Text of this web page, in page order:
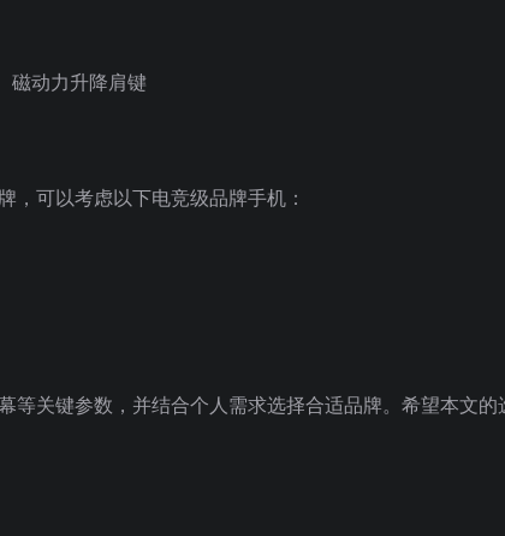
磁动力升降肩键
，可以考虑以下电竞级品牌手机：
等关键参数，并结合个人需求选择合适品牌。希望本文的